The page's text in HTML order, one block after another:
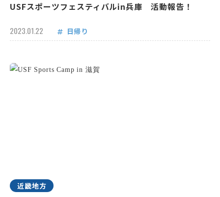
USFスポーツフェスティバルin兵庫 活動報告！
2023.01.22 日帰り
近畿地方